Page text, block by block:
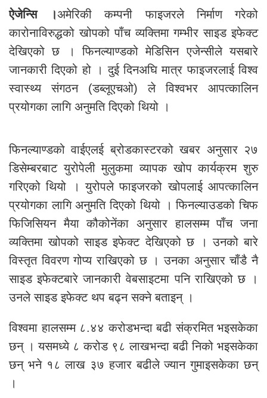
ऐजेन्सि ।अमेरिकी कम्पनी फाइजरले निर्माण गरेको
कारोनाविरुद्धको खोपको पाँच व्यक्तिमा गम्भीर साइड इफेक्ट
देखिएको छ । फिनल्याण्डको मेडिसिन एजेन्सीले यसबारे
जानकारी दिएको हो । दुई दिनअघि मात्र फाइजरलाई विश्व
स्वास्थ्य संगठन (डब्लूएचओ) ले विश्वभर आपत्कालिन
प्रयोगका लागि अनुमति दिएको थियो ।
फिनल्याण्डको वाईएलई ब्रोडकास्टरको खबर अनुसार २७
डिसेम्बरबाट युरोपेली मुलुकमा व्यापक खोप कार्यक्रम शुरु
गरिएको थियो । युरोपले फाइजरको खोपलाई आपत्कालिन
प्रयोगका लागि अनुमति दिएको थियो । फिनल्याउडको चिफ
फिजिसियन मैया कौकोनेंका अनुसार हालसम्म पाँच जना
व्यक्तिमा खोपको साइड इफेक्ट देखिएको छ । उनको बारे
विस्तृत विवरण गोप्य राखिएको छ । उनका अनुसार चाँडै नै
साइड इफेक्टबारे जानकारी वेबसाइटमा पनि राखिएको छ ।
उनले साइड इफेक्ट थप बढ्न सक्ने बताइन् ।
विश्वमा हालसम्म ८.४४ करोडभन्दा बढी संक्रमित भइसकेका
छन् । यसमध्ये ८ करोड ९८ लाखभन्दा बढी निको भइसकेका
छन् भने १८ लाख ३७ हजार बढीले ज्यान गुमाइसकेका छन्
।